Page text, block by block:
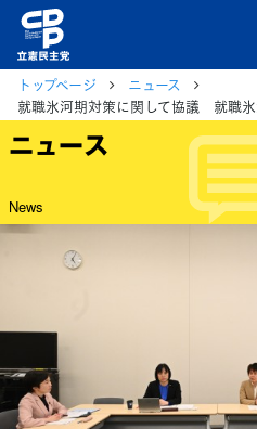
トップページ
ニュース
就職氷河期対策に関して協議 就職
ニュース
News